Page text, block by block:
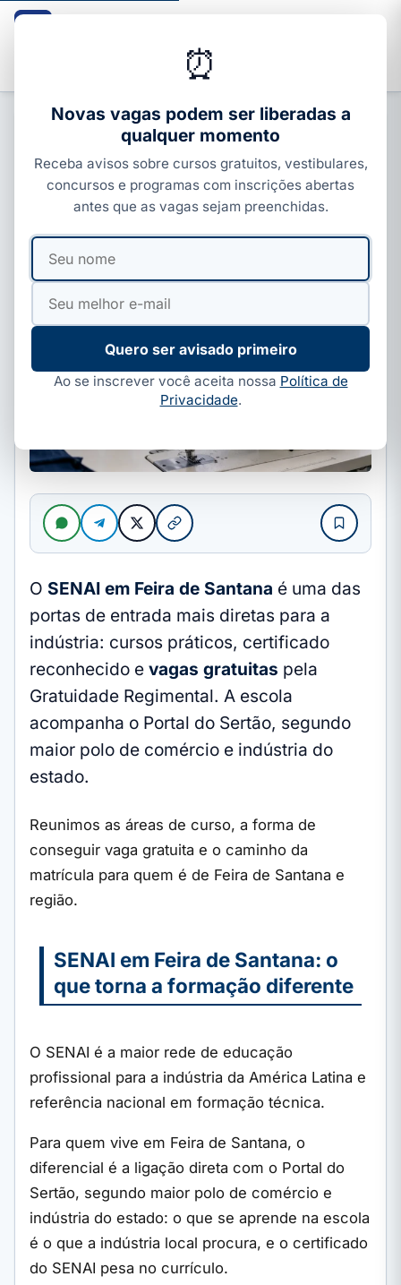
SENAI Feira de Santana: cursos
técnicos com vagas gratuitas
O SENAI em Feira de Santana é uma das
portas de entrada mais diretas para a
indústria: cursos práticos, certificado
reconhecido e vagas gratuitas pela
Gratuidade Regimental. A escola
acompanha o Portal do Sertão, segundo
maior polo de comércio e indústria do
estado.
Reunimos as áreas de curso, a forma de
conseguir vaga gratuita e o caminho da
matrícula para quem é de Feira de Santana e
região.
SENAI em Feira de Santana: o
que torna a formação diferente
O SENAI é a maior rede de educação
profissional para a indústria da América Latina e
referência nacional em formação técnica.
Para quem vive em Feira de Santana, o
diferencial é a ligação direta com o Portal do
Sertão, segundo maior polo de comércio e
indústria do estado: o que se aprende na escola
é o que a indústria local procura, e o certificado
do SENAI pesa no currículo.
⏰
Novas vagas podem ser liberadas a
qualquer momento
Receba avisos sobre cursos gratuitos, vestibulares,
concursos e programas com inscrições abertas
antes que as vagas sejam preenchidas.
Seu
nome
Seu
mail
Quero ser avisado primeiro
Ao se inscrever você aceita nossa Política de
Privacidade.